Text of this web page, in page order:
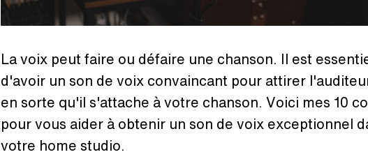
La voix peut faire ou défaire une chanson. Il est
d'avoir un son de voix convaincant pour attirer
en sorte qu'il s'attache à votre chanson. Voici mes 10
pour vous aider à obtenir un son de voix exceptionnel
votre home studio.